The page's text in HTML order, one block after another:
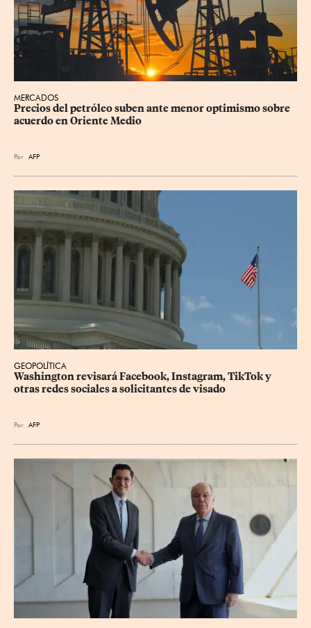
MERCADOS
Precios del petróleo suben ante menor optimismo sobre
acuerdo en Oriente Medio
Por AFP
GEOPOLÍTICA
Washington revisará Facebook, Instagram, TikTok y
otras redes sociales a solicitantes de visado
Por AFP